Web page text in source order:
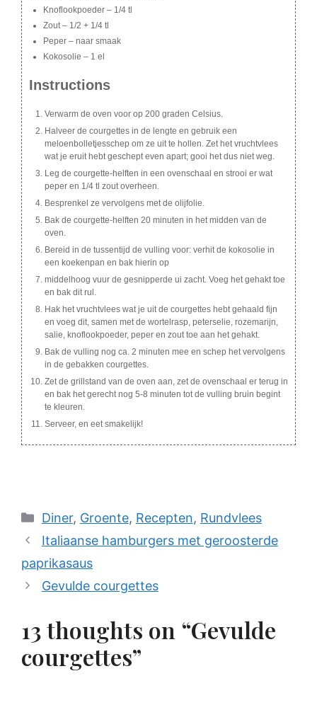
Knoflookpoeder – 1/4 tl
Zout – 1/2 + 1/4 tl
Peper – naar smaak
Kokosolie – 1 el
Instructions
Verwarm de oven voor op 200 graden Celsius.
Halveer de courgettes in de lengte en gebruik een
meloenbolletjesschep om ze uit te hollen. Zet het vruchtvlees
wat je eruit hebt geschept even apart; gooi het dus niet weg.
Leg de courgette-helften in een ovenschaal en strooi er wat
peper en 1/4 tl zout overheen.
Besprenkel ze vervolgens met de olijfolie.
Bak de courgette-helften 20 minuten in het midden van de
oven.
Bereid in de tussentijd de vulling voor: verhit de kokosolie in
een koekenpan en bak hierin op
middelhoog vuur de gesnipperde ui zacht. Voeg het gehakt toe
en bak dit rul.
Hak het vruchtvlees wat je uit de courgettes hebt gehaald fijn
en voeg dit, samen met de wortelrasp, peterselie, rozemarijn,
salie, knoflookpoeder, peper en zout toe aan het gehakt.
Bak de vulling nog ca. 2 minuten mee en schep het vervolgens
in de gebakken courgettes.
Zet de grillstand van de oven aan, zet de ovenschaal er terug in
en bak het gerecht nog 5-8 minuten tot de vulling bruin begint
te kleuren.
Serveer, en eet smakelijk!
Categories
Diner, Groente, Recepten, Rundvlees
Italiaanse hamburgers met geroosterde
paprikasaus
Gevulde courgettes
13 thoughts on “Gevulde
courgettes”